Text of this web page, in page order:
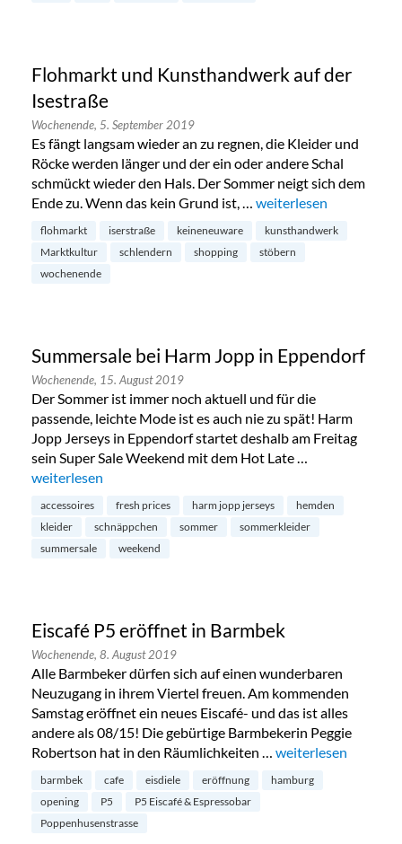
Flohmarkt und Kunsthandwerk auf der
Isestraße
Wochenende, 5. September 2019
Es fängt langsam wieder an zu regnen, die Kleider und
Röcke werden länger und der ein oder andere Schal
schmückt wieder den Hals. Der Sommer neigt sich dem
Ende zu. Wenn das kein Grund ist, … „Flohmarkt und
weiterlesen
flohmarkt iserstraße keineneuware
kunsthandwerk
Marktkultur
schlendern shopping
stöbern
wochenende
Summersale bei Harm Jopp in Eppendorf
Wochenende, 15. August 2019
Der Sommer ist immer noch aktuell und für die
passende, leichte Mode ist es auch nie zu spät! Harm
Jopp Jerseys in Eppendorf startet deshalb am Freitag
sein Super Sale Weekend mit dem Hot Late …
„Summersale bei Harm Jopp in Eppendorf“
weiterlesen
accessoires fresh prices harm jopp jerseys
hemden
kleider
schnäppchen sommer
sommerkleider
summersale
weekend
Eiscafé P5 eröffnet in Barmbek
Wochenende, 8. August 2019
Alle Barmbeker dürfen sich auf einen wunderbaren
Neuzugang in ihrem Viertel freuen. Am kommenden
Samstag eröffnet ein neues Eiscafé- und das ist alles
andere als 08/15! Die gebürtige Barmbekerin Peggie
Robertson hat in den Räumlichkeiten … „Eiscafé P5 eröffnet
weiterlesen
barmbek cafe eisdiele eröffnung
hamburg
opening
P5
P5 Eiscafé & Espressobar
Poppenhusenstrasse